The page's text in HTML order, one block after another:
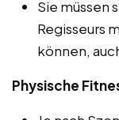
Sie müssen
Regisseurs
können,
Physische